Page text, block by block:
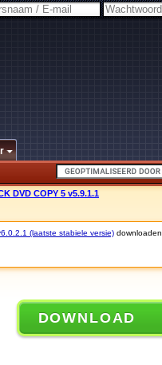
DVD COPY 5 v5.9.1.1
(laatste stabiele versie) downloaden.
DOWNLOAD